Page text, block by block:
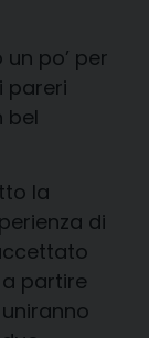
po’ per
pareri
bel
la
di
partire